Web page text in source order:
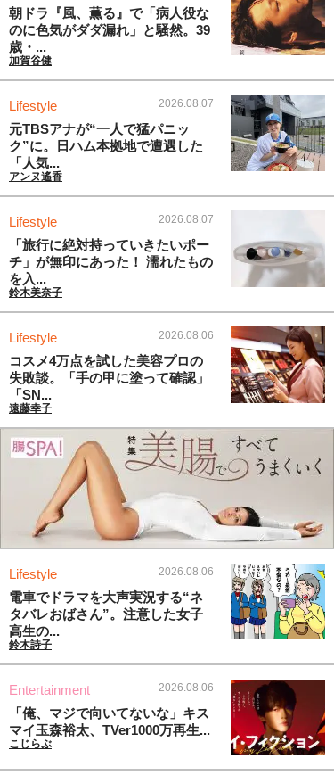
朝ドラ『風、薫る』で「病人役な
のに色気がダダ漏れ」と騒然。39
歳・...
加賀谷健
Lifestyle 2026.08.07
元TBSアナが“一人で猛パニッ
ク”に。日ハム本拠地で遭遇した
「人気...
アンヌ遙香
Lifestyle 2026.08.07
「旅行に絶対持っていきたいポー
チ」が無印にあった！ 濡れたもの
を入...
鈴木美奈子
Lifestyle 2026.08.06
コスメ4万点を試した美容プロの
失敗談。「手の甲に塗って確認」
「SN...
遠藤幸子
Lifestyle 2026.08.06
電車でドラマを大声実況する“ネ
タバレおばさん”。注意した女子
高生の...
鈴木詩子
Entertainment 2026.08.06
「俺、マジで向いてないな」キス
マイ玉森裕太、TVer1000万再生...
こじらぶ